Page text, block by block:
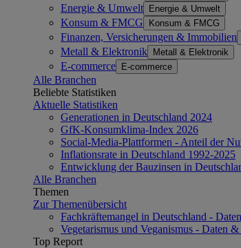
Energie & Umwelt Energie & Umwelt
Konsum & FMCG Konsum & FMCG
Finanzen, Versicherungen & Immobilien
Metall & Elektronik Metall & Elektronik
E-commerce E-commerce
Alle Branchen
Beliebte Statistiken
Aktuelle Statistiken
Generationen in Deutschland 2024
GfK-Konsumklima-Index 2026
Social-Media-Plattformen - Anteil der
Inflationsrate in Deutschland 1992-2025
Entwicklung der Bauzinsen in
Alle Branchen
Themen
Zur Themenübersicht
Fachkräftemangel in Deutschland -
Vegetarismus und Veganismus - Daten &
Top Report